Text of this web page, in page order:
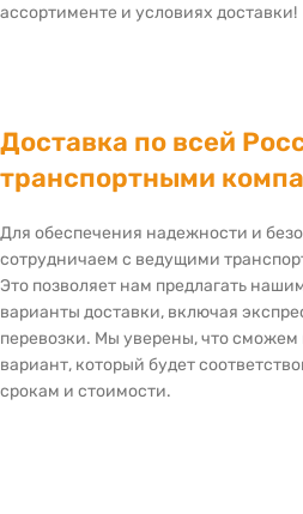
ассортименте и условиях доставки!
Доставка по всей
транспортными
Для обеспечения надежности и
сотрудничаем с ведущими
Это позволяет нам предлагать
варианты доставки, включая
перевозки. Мы уверены, что сможем
вариант, который будет
срокам и стоимости.